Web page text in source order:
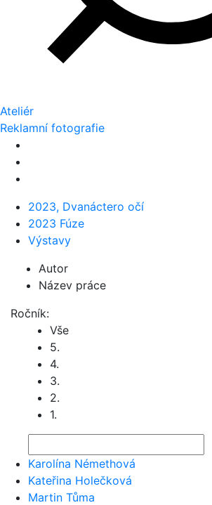
Ateliér
Reklamní fotografie
2023, Dvanáctero očí
2023 Fúze
Výstavy
Autor
Název práce
Ročník:
Vše
5.
4.
3.
2.
1.
Karolína Némethová
Kateřina Holečková
Martin Tůma